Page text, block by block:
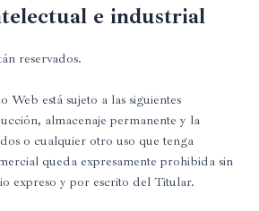
e industrial
reservados.
Web está sujeto a las siguientes
almacenaje permanente y la
o cualquier otro uso que tenga
queda expresamente prohibida sin
expreso y por escrito del Titular.